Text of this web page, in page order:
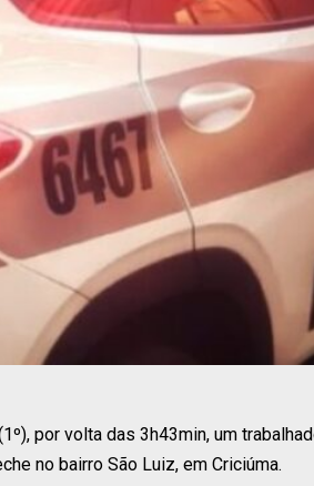
por volta das 3h43min, um
no bairro São Luiz, em Criciúma.